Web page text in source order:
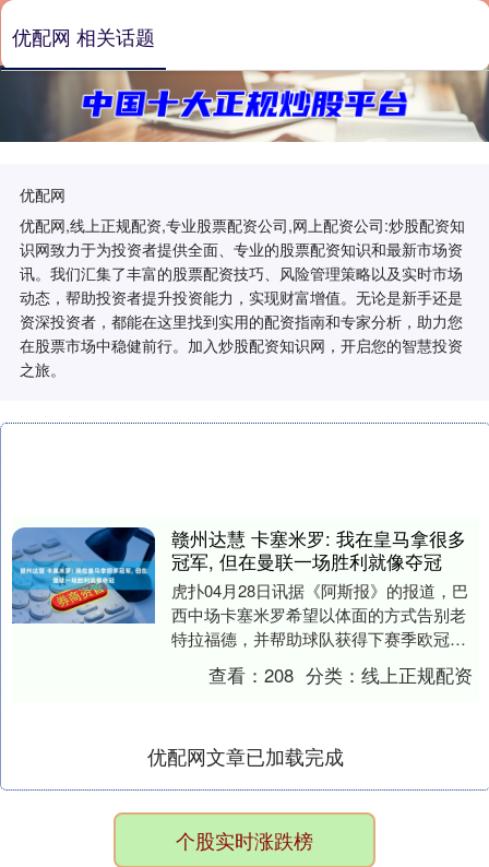
优配网
优配网,线上正规配资,专业股票配资公司,网上配资公司:炒股配资知
识网致力于为投资者提供全面、专业的股票配资知识和最新市场资
讯。我们汇集了丰富的股票配资技巧、风险管理策略以及实时市场
动态，帮助投资者提升投资能力，实现财富增值。无论是新手还是
资深投资者，都能在这里找到实用的配资指南和专家分析，助力您
在股票市场中稳健前行。加入炒股配资知识网，开启您的智慧投资
之旅。
优配网 相关话题
赣州达慧 卡塞米罗: 我在皇马拿很多
冠军, 但在曼联一场胜利就像夺冠
虎扑04月28日讯据《阿斯报》的报道，巴
西中场卡塞米罗希望以体面的方式告别老
特拉福德，并帮助球队获得下赛季欧冠席
位。这位巴西中场正迈向职业生涯最佳赛
季之一——对....
查看：208 分类：线上正规配资
优配网文章已加载完成
个股实时涨跌榜